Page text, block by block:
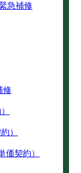
急補修
修
）
契約）